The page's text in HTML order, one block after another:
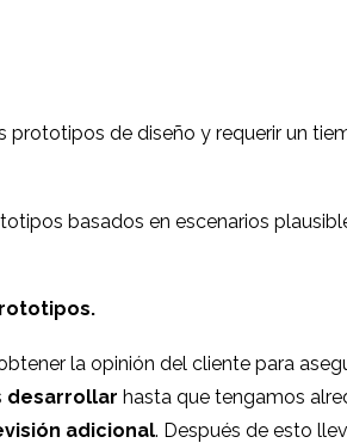
prototipos de diseño y requerir un
basados en escenarios
la opinión del cliente para
desarrollar hasta que tengamos
adicional. Después de esto